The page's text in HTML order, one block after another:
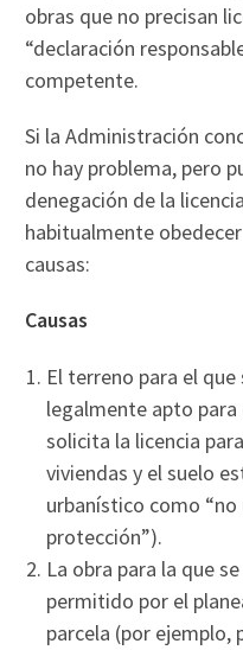
obras que no precisan
“declaración
competente.
Si la Administración
no hay problema, pero
denegación de la
habitualmente
causas:
Causas
El terreno para el
legalmente apto para
solicita la licencia
viviendas y el suelo
urbanístico como “no
protección”).
La obra para la que
permitido por el
parcela (por ejemplo,